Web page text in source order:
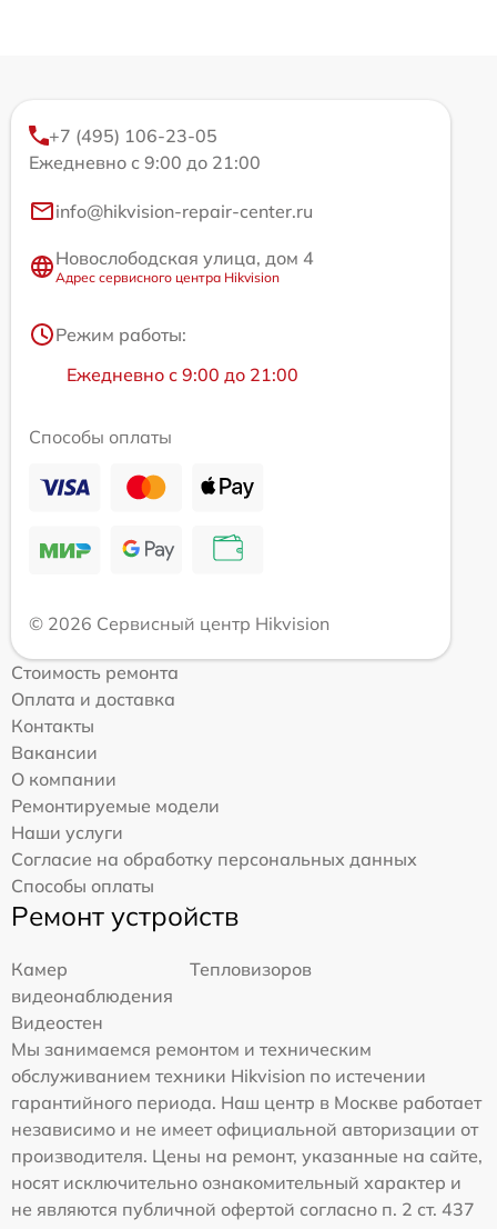
+7 (495) 106-23-05
Ежедневно с 9:00 до 21:00
info@hikvision-repair-center.ru
Новослободская улица, дом 4
Адрес сервисного центра Hikvision
Режим работы:
Ежедневно с 9:00 до 21:00
Способы оплаты
© 2026 Сервисный центр Hikvision
Стоимость ремонта
Оплата и доставка
Контакты
Вакансии
О компании
Ремонтируемые модели
Наши услуги
Согласие на обработку персональных данных
Способы оплаты
Ремонт устройств
Камер
видеонаблюдения
Тепловизоров
Видеостен
Мы занимаемся ремонтом и техническим
обслуживанием техники Hikvision по истечении
гарантийного периода. Наш центр в Москве работает
независимо и не имеет официальной авторизации от
производителя. Цены на ремонт, указанные на сайте,
носят исключительно ознакомительный характер и
не являются публичной офертой согласно п. 2 ст. 437